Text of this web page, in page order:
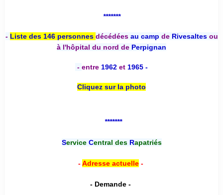
*******
- Liste des 146 personnes décédées au camp deRivesaltesou
à l'hôpital du nord de Perpignan
- entre 1962 et 1965 -
Cliquez sur la photo
*******
Service Central desRapatriés
-Adresse actuelle-
- Demande -